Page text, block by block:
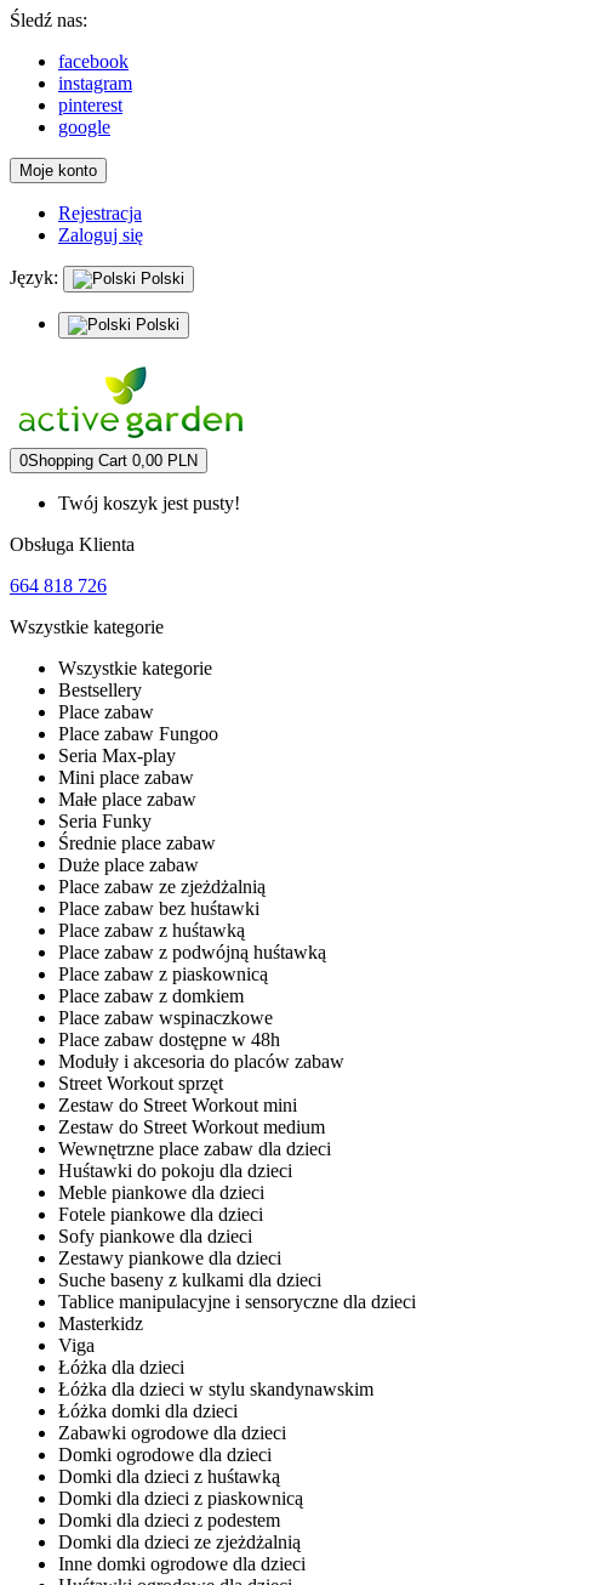
Śledź nas:
facebook
instagram
pinterest
google
Moje konto
Rejestracja
Zaloguj się
Język: Polski
Polski
0Shopping Cart 0,00 PLN
Twój koszyk jest pusty!
Obsługa Klienta
664 818 726
Wszystkie kategorie
Wszystkie kategorie
Bestsellery
Place zabaw
Place zabaw Fungoo
Seria Max-play
Mini place zabaw
Małe place zabaw
Seria Funky
Średnie place zabaw
Duże place zabaw
Place zabaw ze zjeżdżalnią
Place zabaw bez huśtawki
Place zabaw z huśtawką
Place zabaw z podwójną huśtawką
Place zabaw z piaskownicą
Place zabaw z domkiem
Place zabaw wspinaczkowe
Place zabaw dostępne w 48h
Moduły i akcesoria do placów zabaw
Street Workout sprzęt
Zestaw do Street Workout mini
Zestaw do Street Workout medium
Wewnętrzne place zabaw dla dzieci
Huśtawki do pokoju dla dzieci
Meble piankowe dla dzieci
Fotele piankowe dla dzieci
Sofy piankowe dla dzieci
Zestawy piankowe dla dzieci
Suche baseny z kulkami dla dzieci
Tablice manipulacyjne i sensoryczne dla dzieci
Masterkidz
Viga
Łóżka dla dzieci
Łóżka dla dzieci w stylu skandynawskim
Łóżka domki dla dzieci
Zabawki ogrodowe dla dzieci
Domki ogrodowe dla dzieci
Domki dla dzieci z huśtawką
Domki dla dzieci z piaskownicą
Domki dla dzieci z podestem
Domki dla dzieci ze zjeżdżalnią
Inne domki ogrodowe dla dzieci